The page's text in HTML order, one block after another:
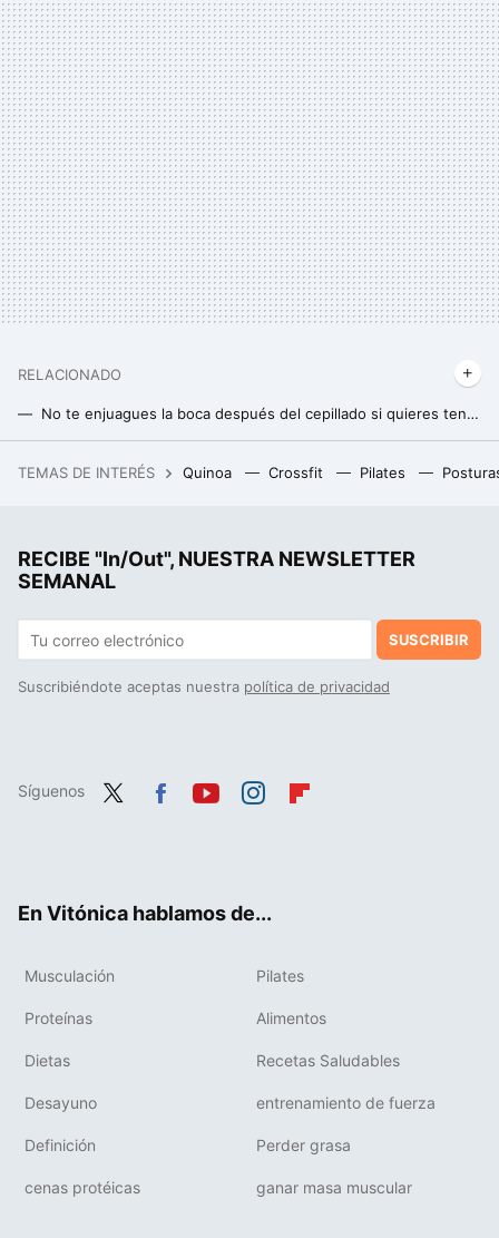
RELACIONADO
No te enjuagues la boca después del cepillado si quieres tener un esmalte más fuerte. La explicación de los expertos
El código QR se expande, ahora se podrá pagar con billeteras virtuales de Argentina en el exterior
Así influye el magnesio en tu presión arterial
TEMAS DE INTERÉS Quinoa Crossfit Pilates
RECIBE "In/Out", NUESTRA NEWSLETTER
SEMANAL
SUSCRIBIR
Suscribiéndote aceptas nuestra política de privacidad
Síguenos
En Vitónica hablamos de...
Musculación Pilates
Proteínas Alimentos
Dietas Recetas Saludables
Desayuno entrenamiento de fuerza
Definición Perder grasa
cenas protéicas ganar masa muscular